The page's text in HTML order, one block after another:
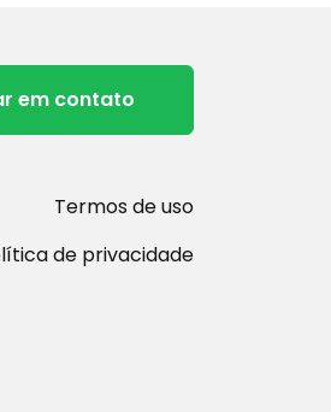
em contato
Termos de uso
de privacidade